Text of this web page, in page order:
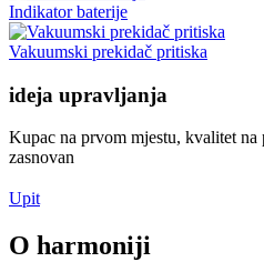
Indikator baterije
Vakuumski prekidač pritiska
ideja upravljanja
Kupac na prvom mjestu, kvalitet
zasnovan
Upit
O harmoniji